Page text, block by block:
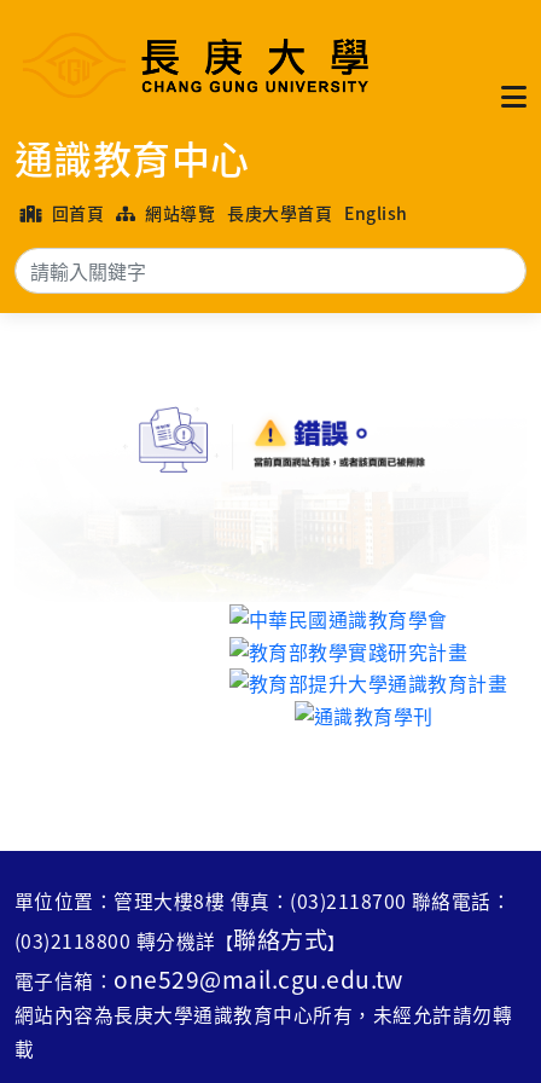
通識教育中心
回首頁 網站導覽 長庚大學首頁 English
搜尋
單位位置：管理大樓8樓 傳真：(03)2118700 聯絡電話：
(03)2118800 轉分機詳 【聯絡方式】
電子信箱： one529@mail.cgu.edu.tw
網站內容為長庚大學通識教育中心所有，未經允許請勿轉
載